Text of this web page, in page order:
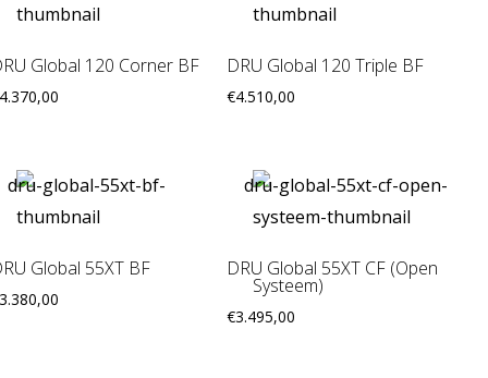
Global 120 Corner BF
4.370,00
DRU Global 120 Triple BF
€4.510,00
Global 55XT BF
3.380,00
DRU Global 55XT CF (Open
Systeem)
€3.495,00